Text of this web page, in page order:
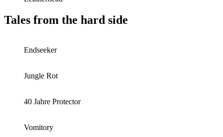
Tales from the hard side
Endseeker
Jungle Rot
40 Jahre Protector
Vomitory